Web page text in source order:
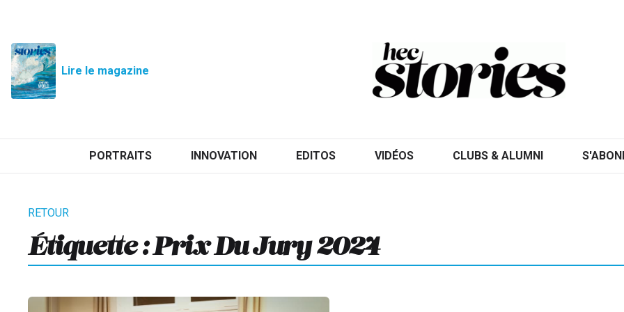
Lire le magazine
PORTRAITS INNOVATION EDITOS VIDÉOS CLUBS & ALUMNI
Étiquette : Prix Du Jury 2024